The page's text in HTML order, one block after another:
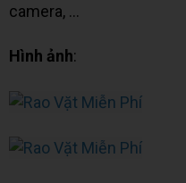
camera, ...
Hình ảnh: